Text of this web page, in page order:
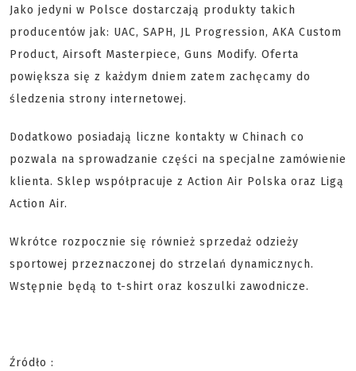
Jako jedyni w Polsce dostarczają produkty takich
producentów jak: UAC, SAPH, JL Progression, AKA Custom
Product, Airsoft Masterpiece, Guns Modify. Oferta
powiększa się z każdym dniem zatem zachęcamy do
śledzenia strony internetowej.
Dodatkowo posiadają liczne kontakty w Chinach co
pozwala na sprowadzanie części na specjalne zamówienie
klienta. Sklep współpracuje z Action Air Polska oraz Ligą
Action Air.
Wkrótce rozpocznie się również sprzedaż odzieży
sportowej przeznaczonej do strzelań dynamicznych.
Wstępnie będą to t-shirt oraz koszulki zawodnicze.
Źródło :